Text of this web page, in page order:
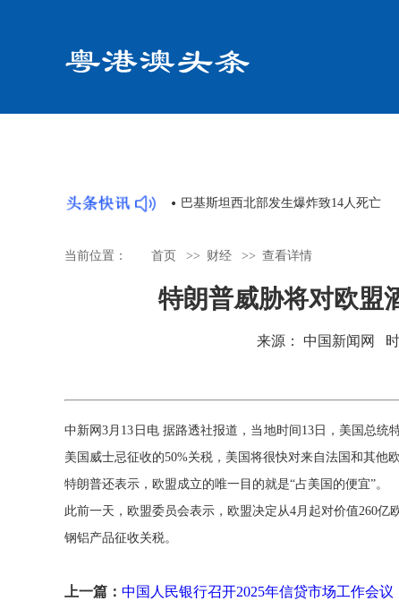
除武装前不会从加沙撤军 巴基斯坦西北部发生爆炸致14人死亡
当前位置： 首页 >> 财经 >> 查看详情
特朗普威胁将对欧盟
来源： 中国新闻网 时
中新网3月13日电 据路透社报道，当地时间13日，美国总
美国威士忌征收的50%关税，美国将很快对来自法国和其他
特朗普还表示，欧盟成立的唯一目的就是“占美国的便宜”。
此前一天，欧盟委员会表示，欧盟决定从4月起对价值260
钢铝产品征收关税。
上一篇： 中国人民银行召开2025年信贷市场工作会议